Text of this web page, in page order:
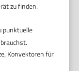
zu finden.
punktuelle
Konvektoren für